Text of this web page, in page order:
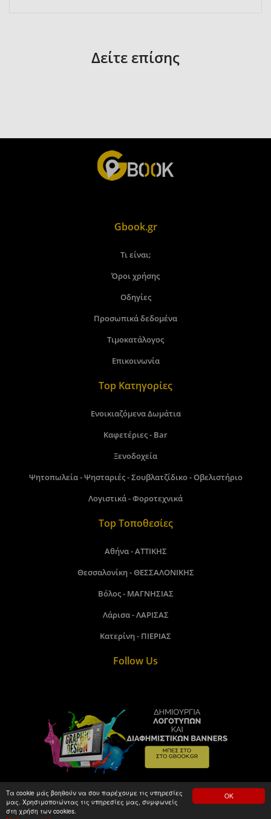
ΟΚ
Τα cookie μάς βοηθούν να σου παρέχουμε τις υπηρεσίες
μας. Χρησιμοποιώντας τις υπηρεσίες μας, συμφωνείς
στη χρήση των cookies.
Δείτε επίσης
Gbook.gr
Τι είναι;
Όροι χρήσης
Οδηγίες
Προσωπικά δεδομένα
Τιμοκατάλογος
Επικοινωνία
Top Κατηγορίες
Ενοικιαζόμενα Δωμάτια
Καφετέριες - Bar
Ξενοδοχεία
Ψητοπωλεία - Ψησταριές - Σουβλατζίδικο - Οβελιστήριο
Λογιστικά - Φοροτεχνικά
Top Τοποθεσίες
Αθήνα - ΑΤΤΙΚΗΣ
Θεσσαλονίκη - ΘΕΣΣΑΛΟΝΙΚΗΣ
Βόλος - ΜΑΓΝΗΣΙΑΣ
Λάρισα - ΛΑΡΙΣΑΣ
Κατερίνη - ΠΙΕΡΙΑΣ
Follow Us
Gbook.gr©2018 - 2026. Made by kamitare.com